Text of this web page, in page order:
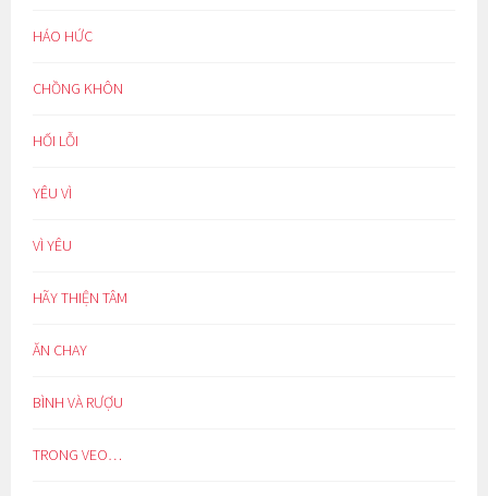
HÁO HỨC
CHỒNG KHÔN
HỐI LỖI
YÊU VÌ
VÌ YÊU
HÃY THIỆN TÂM
ĂN CHAY
BÌNH VÀ RƯỢU
TRONG VEO…